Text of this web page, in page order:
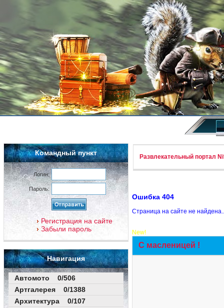
Командный пункт
Логин:
Пароль:
Регистрация на сайте
Забыли пароль
Навигация
Автомото 0/506
Артгалерея 0/1388
Архитектура 0/107
Развлекательный портал
Ошибка 404
Страница на сайте не
New!
С масленицей !